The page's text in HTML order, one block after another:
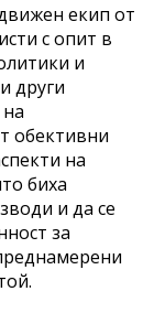
екип от
с опит в
и
други
обективни
на
биха
и да се
за